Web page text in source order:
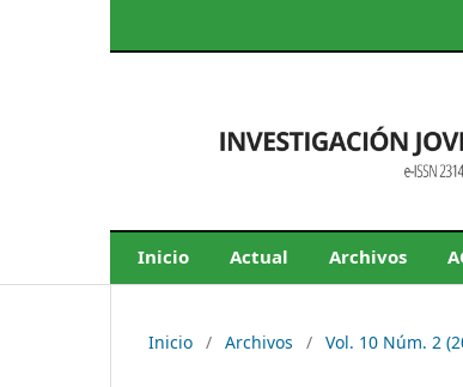
Inicio Actual Archivos
Inicio / Archivos / Vol. 10 Núm. 2